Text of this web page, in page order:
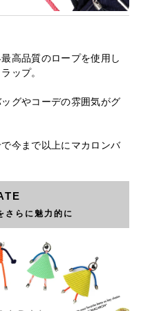
高品質のロープを使用し
ップ。
グやコーデの雰囲気がグ
今まで以上にマカロンバ
さらに魅力的に